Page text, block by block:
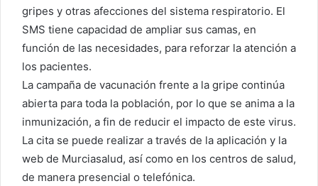
gripes y otras afecciones del sistema respiratorio. El
SMS tiene capacidad de ampliar sus camas, en
función de las necesidades, para reforzar la atención a
los pacientes.
La campaña de vacunación frente a la gripe continúa
abierta para toda la población, por lo que se anima a la
inmunización, a fin de reducir el impacto de este virus.
La cita se puede realizar a través de la aplicación y la
web de Murciasalud, así como en los centros de salud,
de manera presencial o telefónica.